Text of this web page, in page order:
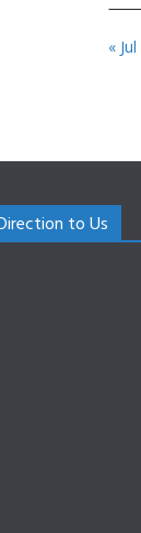
« Jul
to Us